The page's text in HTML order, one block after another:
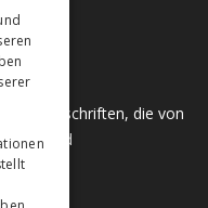
Zeitschriften, die von
und
ITALIAN